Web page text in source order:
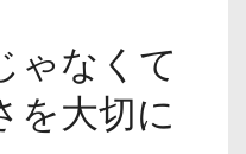
ゃなくて
を大切に